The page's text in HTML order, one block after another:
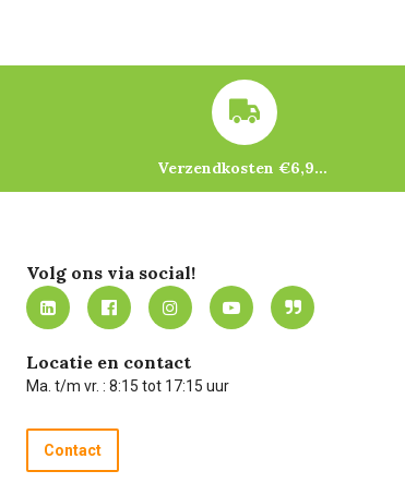
Verzendkosten €6,95 – gratis bij je eerste bestelling vanaf €200
Volg ons via social!
Locatie en contact
Ma. t/m vr. : 8:15 tot 17:15 uur
Contact